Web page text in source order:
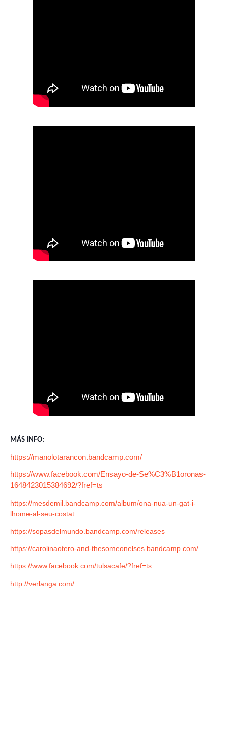
MÁS INFO:
https://manolotarancon.bandcamp.com/
https://www.facebook.com/Ensayo-de-Se%C3%B1oronas-
1648423015384692/?fref=ts
https://mesdemil.bandcamp.com/album/ona-nua-un-gat-i-
lhome-al-seu-costat
https://sopasdelmundo.bandcamp.com/releases
https://carolinaotero-and-thesomeonelses.bandcamp.com/
https://www.facebook.com/tulsacafe/?fref=ts
http://verlanga.com/